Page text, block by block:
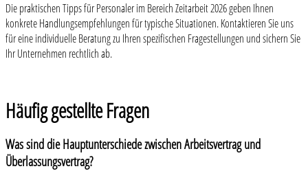
Die praktischen Tipps für Personaler im Bereich Zeitarbeit 2026 geben Ihnen
konkrete Handlungsempfehlungen für typische Situationen. Kontaktieren Sie uns
für eine individuelle Beratung zu Ihren spezifischen Fragestellungen und sichern Sie
Ihr Unternehmen rechtlich ab.
Häufig gestellte Fragen
Was sind die Hauptunterschiede zwischen Arbeitsvertrag und
Überlassungsvertrag?